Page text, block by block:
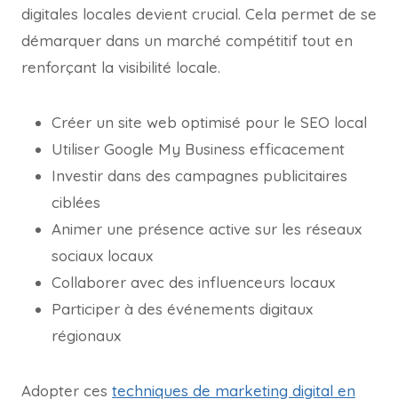
digitales locales devient crucial. Cela permet de se
démarquer dans un marché compétitif tout en
renforçant la visibilité locale.
Créer un site web optimisé pour le SEO local
Utiliser Google My Business efficacement
Investir dans des campagnes publicitaires
ciblées
Animer une présence active sur les réseaux
sociaux locaux
Collaborer avec des influenceurs locaux
Participer à des événements digitaux
régionaux
Adopter ces techniques de marketing digital en